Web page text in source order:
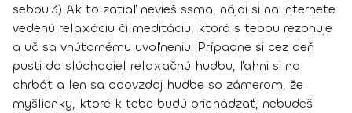
sebou.3) Ak to zatiaľ nevieš ssma, nájdi si na internete
vedenú relaxáciu či meditáciu, ktorá s tebou rezonuje
a uč sa vnútornému uvoľneniu. Prípadne si cez deň
pusti do slúchadiel relaxačnú hudbu, ľahni si na
chrbát a len sa odovzdaj hudbe so zámerom, že
myšlienky, ktoré k tebe budú prichádzať, nebudeš